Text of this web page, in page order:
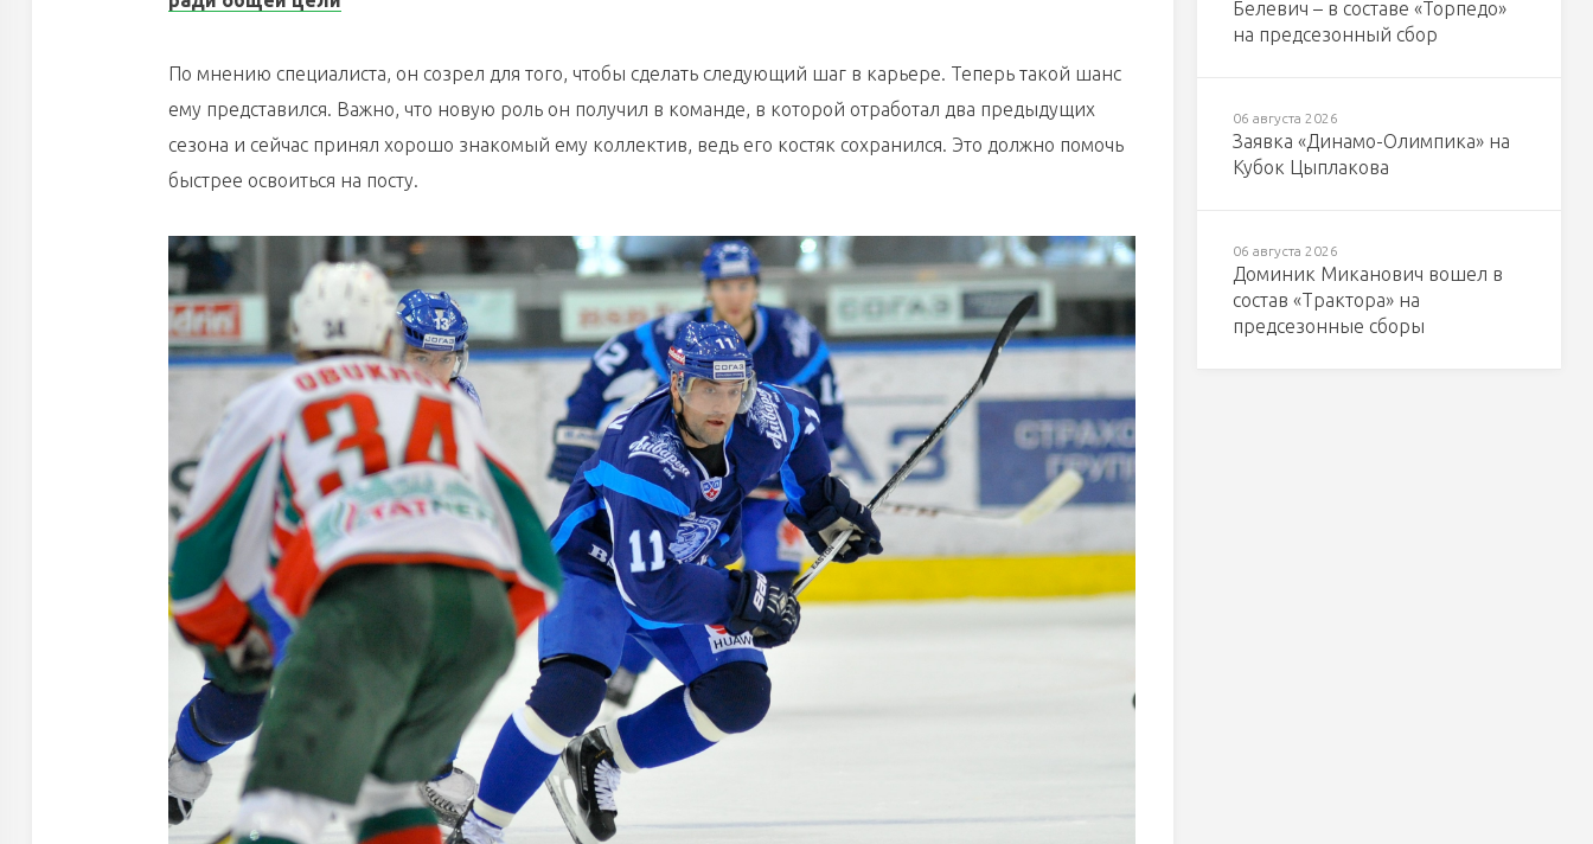
По мнению специалиста, он созрел для того, чтобы сделать следующий шаг в карьере. Теперь такой шанс
ему представился. Важно, что новую роль он получил в команде, в которой отработал два предыдущих
сезона и сейчас принял хорошо знакомый ему коллектив, ведь его костяк сохранился. Это должно помочь
быстрее освоиться на посту.
Белевич – в составе «Торпедо»
на предсезонный сбор
06 августа 2026
Заявка «Динамо-Олимпика» на
Кубок Цыплакова
06 августа 2026
Доминик Миканович вошел в
состав «Трактора» на
предсезонные сборы